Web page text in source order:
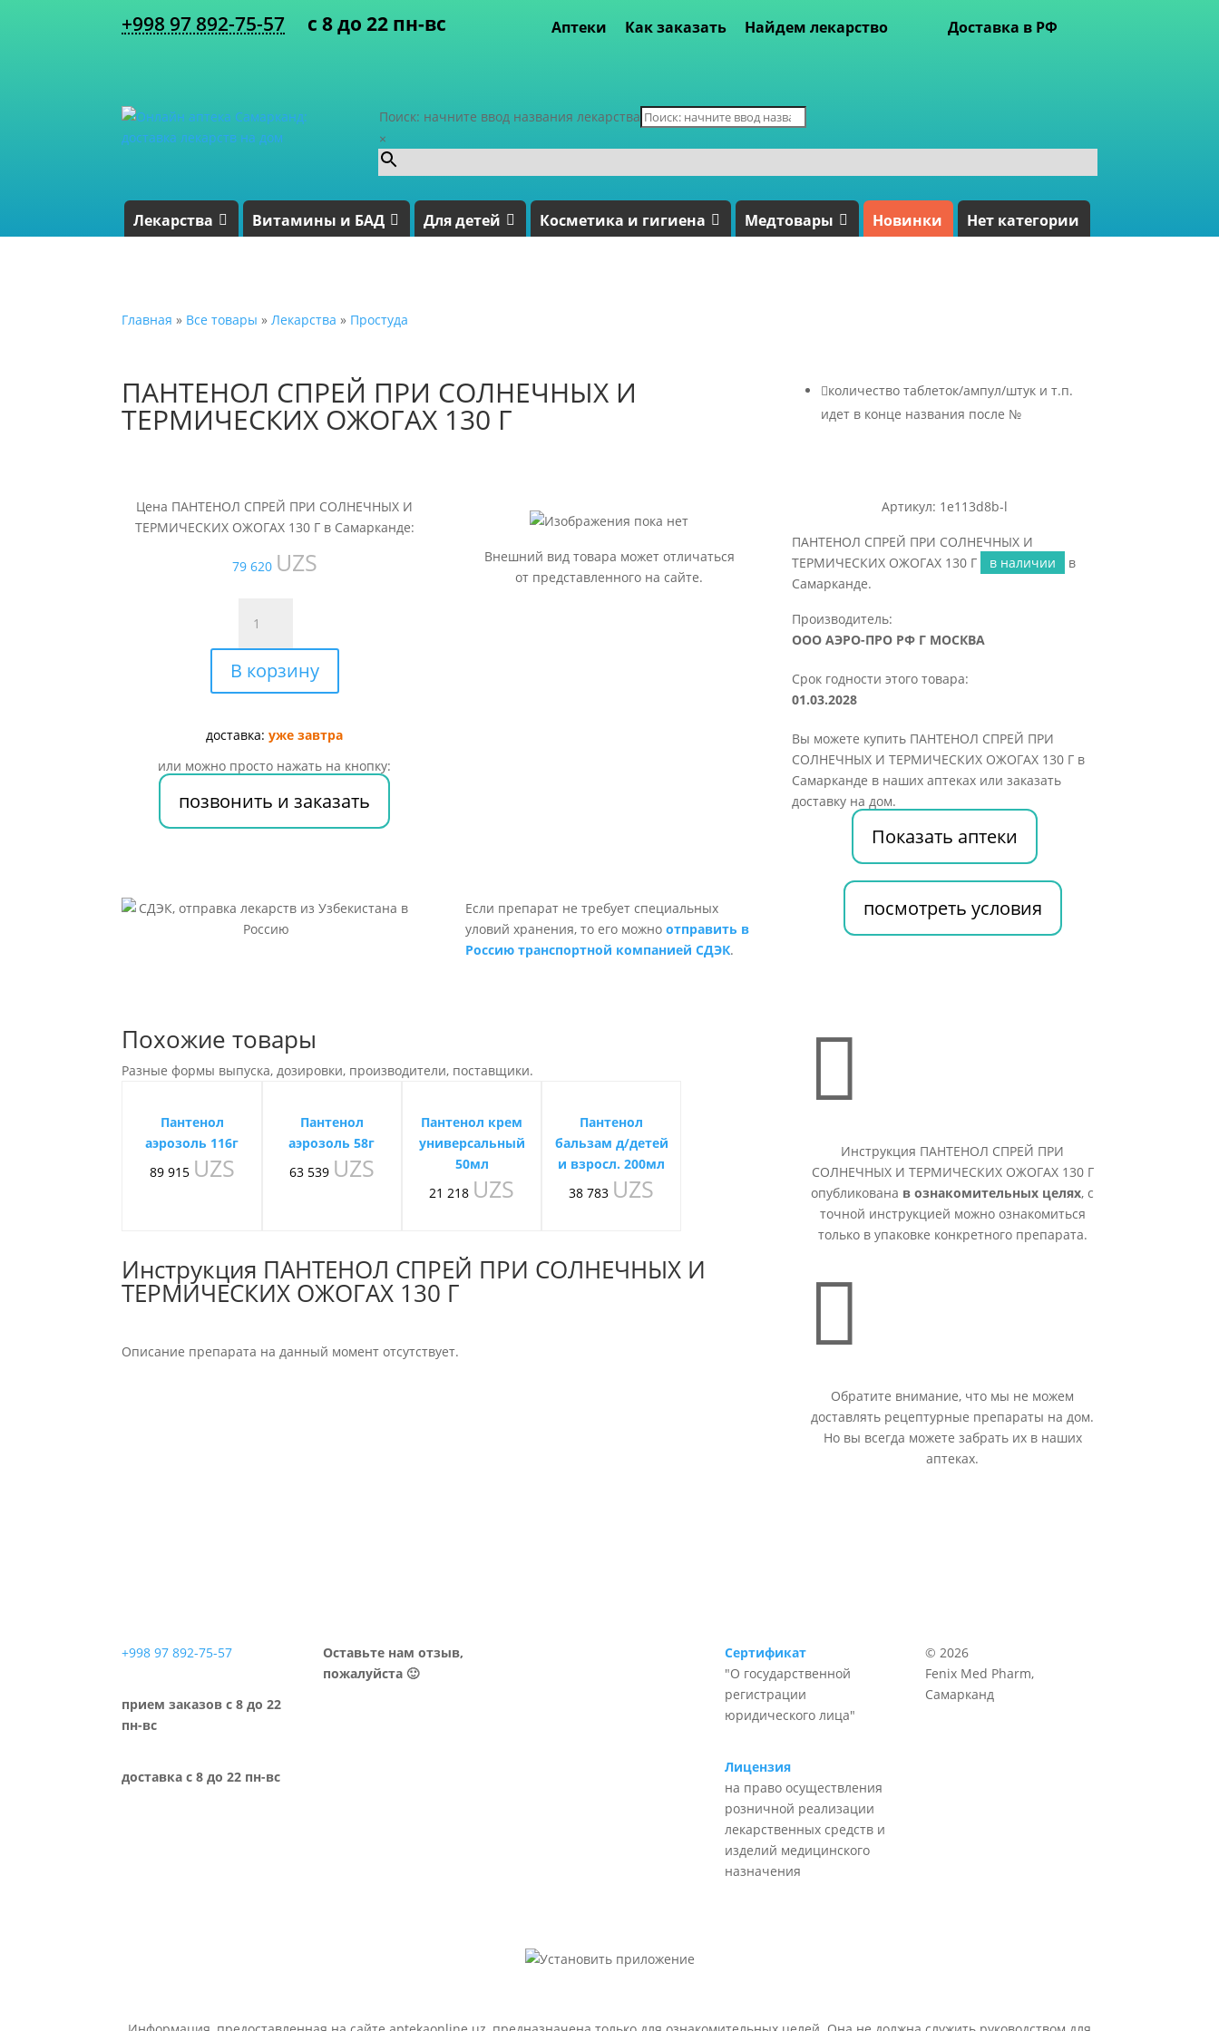
+998 97 892-75-57 с 8 до 22 пн-вс Аптеки Как заказать Найдем лекарство Доставка в РФ
Поиск: начните ввод названия лекарства
×
Лекарства Витамины и БАД Для детей Косметика и гигиена Медтовары Новинки Нет категории
Главная » Все товары » Лекарства » Простуда
ПАНТЕНОЛ СПРЕЙ ПРИ СОЛНЕЧНЫХ И
ТЕРМИЧЕСКИХ ОЖОГАХ 130 Г
количество таблеток/ампул/штук и т.п.
идет в конце названия после №
Цена ПАНТЕНОЛ СПРЕЙ ПРИ СОЛНЕЧНЫХ И
ТЕРМИЧЕСКИХ ОЖОГАХ 130 Г в Самарканде:
79 620 UZS
товара
ПАНТЕНОЛ
СПРЕЙ
ПРИ
И
ОЖОГАХ
130
В корзину
доставка:уже завтра
или можно просто нажать на кнопку:
позвонить и заказать
Внешний вид товара может отличаться
от представленного на сайте.
Артикул: 1e113d8b-l
ПАНТЕНОЛ СПРЕЙ ПРИ СОЛНЕЧНЫХ И
ТЕРМИЧЕСКИХ ОЖОГАХ 130 Г
в наличии
в
Самарканде.
Производитель:
ООО АЭРО-ПРО РФ Г МОСКВА
Срок годности этого товара:
01.03.2028
Вы можете купить ПАНТЕНОЛ СПРЕЙ ПРИ
СОЛНЕЧНЫХ И ТЕРМИЧЕСКИХ ОЖОГАХ 130 Г в
Самарканде в наших аптеках или заказать
доставку на дом.
Показать аптеки
Если препарат не требует специальных
уловий хранения, то его можно отправить в
Россию транспортной компанией СДЭК.
посмотреть условия
Похожие товары
Разные формы выпуска, дозировки, производители, поставщики.
Пантенол
аэрозоль 116г
89 915 UZS
Пантенол
аэрозоль 58г
63 539 UZS
Пантенол крем
универсальный
50мл
21 218 UZS
Пантенол
бальзам д/детей
и взросл. 200мл
38 783 UZS
Инструкция ПАНТЕНОЛ СПРЕЙ ПРИ СОЛНЕЧНЫХ И
ТЕРМИЧЕСКИХ ОЖОГАХ 130 Г
Описание препарата на данный момент отсутствует.

Инструкция ПАНТЕНОЛ СПРЕЙ ПРИ
СОЛНЕЧНЫХ И ТЕРМИЧЕСКИХ ОЖОГАХ 130 Г
опубликована в ознакомительных целях, с
точной инструкцией можно ознакомиться
только в упаковке конкретного препарата.

Обратите внимание, что мы не можем
доставлять рецептурные препараты на дом.
Но вы всегда можете забрать их в наших
аптеках.
+998 97 892-75-57
прием заказов с 8 до 22
пн-вс
доставка с 8 до 22 пн-вс
Оставьте нам отзыв,
пожалуйста 🙂
Сертификат
"О государственной
регистрации
юридического лица"
Лицензия
на право осуществления
розничной реализации
лекарственных средств и
изделий медицинского
назначения
© 2026
Fenix Med Pharm,
Самарканд